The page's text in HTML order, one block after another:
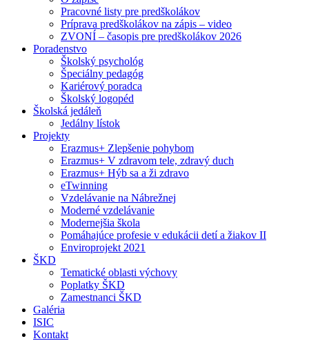
Pracovné listy pre predškolákov
Príprava predškolákov na zápis – video
ZVONÍ – časopis pre predškolákov 2026
Poradenstvo
Školský psychológ
Špeciálny pedagóg
Kariérový poradca
Školský logopéd
Školská jedáleň
Jedálny lístok
Projekty
Erazmus+ Zlepšenie pohybom
Erazmus+ V zdravom tele, zdravý duch
Erazmus+ Hýb sa a ži zdravo
eTwinning
Vzdelávanie na Nábrežnej
Moderné vzdelávanie
Modernejšia škola
Pomáhajúce profesie v edukácii detí a žiakov II
Enviroprojekt 2021
ŠKD
Tematické oblasti výchovy
Poplatky ŠKD
Zamestnanci ŠKD
Galéria
ISIC
Kontakt